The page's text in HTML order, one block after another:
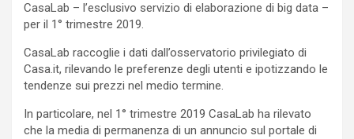
CasaLab – l’esclusivo servizio di elaborazione di big data –
per il 1° trimestre 2019.
CasaLab raccoglie i dati dall’osservatorio privilegiato di
Casa.it, rilevando le preferenze degli utenti e ipotizzando le
tendenze sui prezzi nel medio termine.
In particolare, nel 1° trimestre 2019 CasaLab ha rilevato
che la media di permanenza di un annuncio sul portale di